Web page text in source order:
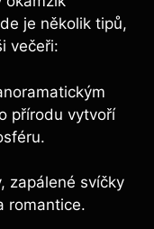
je několik tipů,
večeři:
přírodu vytvoří
zapálené svíčky
romantice.